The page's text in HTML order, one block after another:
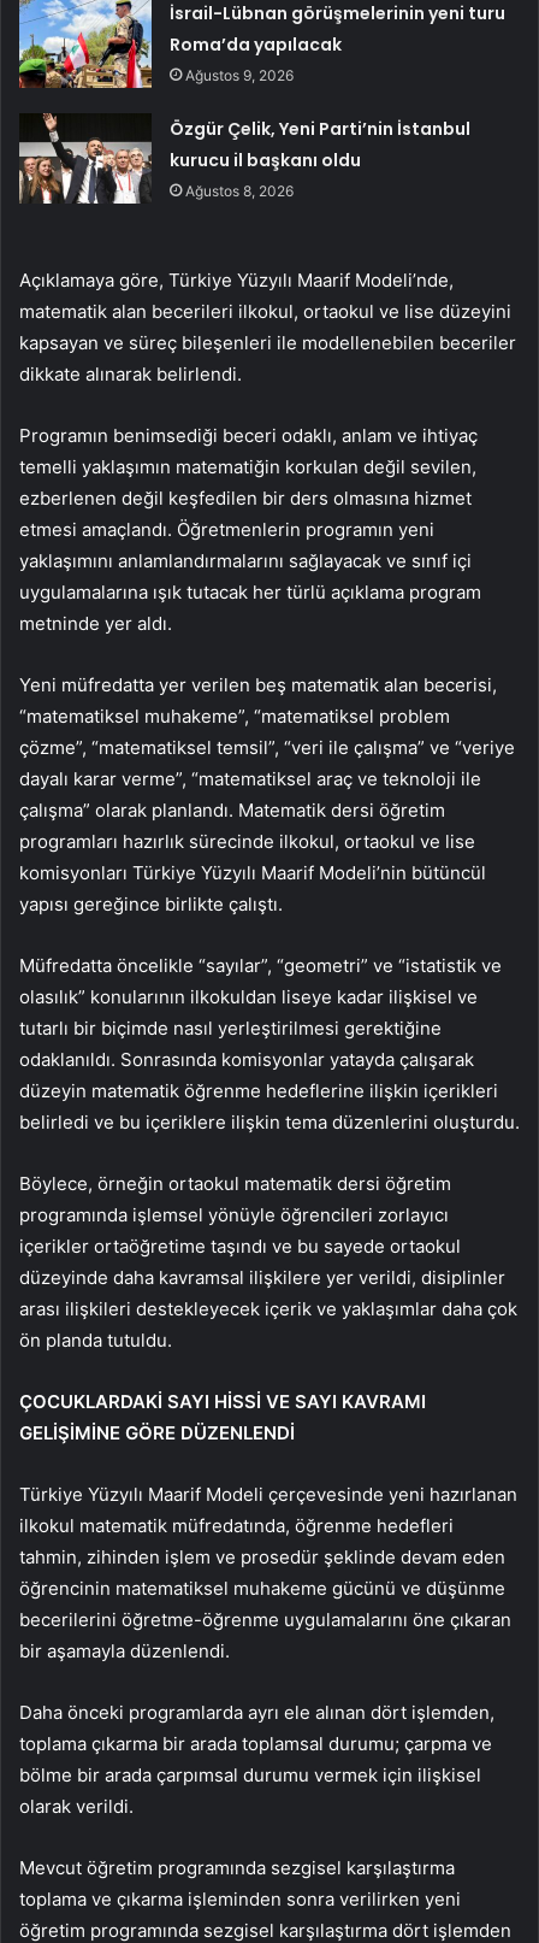
İsrail-Lübnan görüşmelerinin yeni turu
Roma’da yapılacak
Ağustos 9, 2026
Özgür Çelik, Yeni Parti’nin İstanbul
kurucu il başkanı oldu
Ağustos 8, 2026
Açıklamaya göre, Türkiye Yüzyılı Maarif Modeli’nde,
matematik alan becerileri ilkokul, ortaokul ve lise düzeyini
kapsayan ve süreç bileşenleri ile modellenebilen beceriler
dikkate alınarak belirlendi.
Programın benimsediği beceri odaklı, anlam ve ihtiyaç
temelli yaklaşımın matematiğin korkulan değil sevilen,
ezberlenen değil keşfedilen bir ders olmasına hizmet
etmesi amaçlandı. Öğretmenlerin programın yeni
yaklaşımını anlamlandırmalarını sağlayacak ve sınıf içi
uygulamalarına ışık tutacak her türlü açıklama program
metninde yer aldı.
Yeni müfredatta yer verilen beş matematik alan becerisi,
“matematiksel muhakeme”, “matematiksel problem
çözme”, “matematiksel temsil”, “veri ile çalışma” ve “veriye
dayalı karar verme”, “matematiksel araç ve teknoloji ile
çalışma” olarak planlandı. Matematik dersi öğretim
programları hazırlık sürecinde ilkokul, ortaokul ve lise
komisyonları Türkiye Yüzyılı Maarif Modeli’nin bütüncül
yapısı gereğince birlikte çalıştı.
Müfredatta öncelikle “sayılar”, “geometri” ve “istatistik ve
olasılık” konularının ilkokuldan liseye kadar ilişkisel ve
tutarlı bir biçimde nasıl yerleştirilmesi gerektiğine
odaklanıldı. Sonrasında komisyonlar yatayda çalışarak
düzeyin matematik öğrenme hedeflerine ilişkin içerikleri
belirledi ve bu içeriklere ilişkin tema düzenlerini oluşturdu.
Böylece, örneğin ortaokul matematik dersi öğretim
programında işlemsel yönüyle öğrencileri zorlayıcı
içerikler ortaöğretime taşındı ve bu sayede ortaokul
düzeyinde daha kavramsal ilişkilere yer verildi, disiplinler
arası ilişkileri destekleyecek içerik ve yaklaşımlar daha çok
ön planda tutuldu.
ÇOCUKLARDAKİ SAYI HİSSİ VE SAYI KAVRAMI
GELİŞİMİNE GÖRE DÜZENLENDİ
Türkiye Yüzyılı Maarif Modeli çerçevesinde yeni hazırlanan
ilkokul matematik müfredatında, öğrenme hedefleri
tahmin, zihinden işlem ve prosedür şeklinde devam eden
öğrencinin matematiksel muhakeme gücünü ve düşünme
becerilerini öğretme-öğrenme uygulamalarını öne çıkaran
bir aşamayla düzenlendi.
Daha önceki programlarda ayrı ele alınan dört işlemden,
toplama çıkarma bir arada toplamsal durumu; çarpma ve
bölme bir arada çarpımsal durumu vermek için ilişkisel
olarak verildi.
Mevcut öğretim programında sezgisel karşılaştırma
toplama ve çıkarma işleminden sonra verilirken yeni
öğretim programında sezgisel karşılaştırma dört işlemden